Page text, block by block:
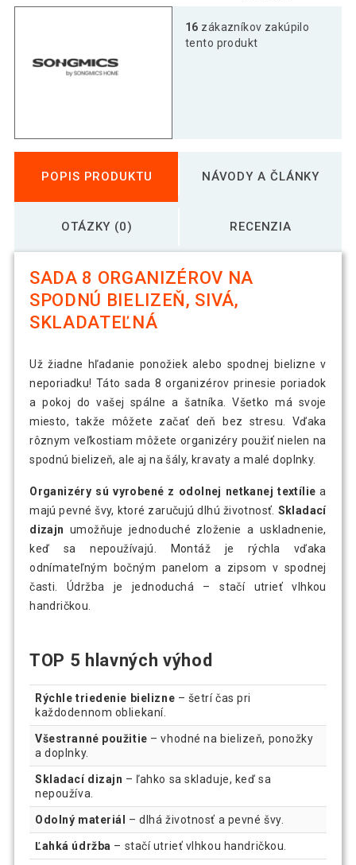
16 zákazníkov zakúpilo
tento produkt
POPIS PRODUKTU NÁVODY A ČLÁNKY
OTÁZKY (0) RECENZIA
SADA 8 ORGANIZÉROV NA
SPODNÚ BIELIZEŇ, SIVÁ,
SKLADATEĽNÁ
Už žiadne hľadanie ponožiek alebo spodnej bielizne v
neporiadku! Táto sada 8 organizérov prinesie poriadok
a pokoj do vašej spálne a šatníka. Všetko má svoje
miesto, takže môžete začať deň bez stresu. Vďaka
rôznym veľkostiam môžete organizéry použiť nielen na
spodnú bielizeň, ale aj na šály, kravaty a malé doplnky.
Organizéry sú vyrobené z odolnej netkanej textílie a
majú pevné švy, ktoré zaručujú dlhú životnosť. Skladací
dizajn umožňuje jednoduché zloženie a uskladnenie,
keď sa nepoužívajú. Montáž je rýchla vďaka
odnímateľným bočným panelom a zipsom v spodnej
časti. Údržba je jednoduchá – stačí utrieť vlhkou
handričkou.
TOP 5 hlavných výhod
Rýchle triedenie bielizne – šetrí čas pri
každodennom obliekaní.
Všestranné použitie – vhodné na bielizeň, ponožky
a doplnky.
Skladací dizajn – ľahko sa skladuje, keď sa
nepoužíva.
Odolný materiál – dlhá životnosť a pevné švy.
Ľahká údržba – stačí utrieť vlhkou handričkou.